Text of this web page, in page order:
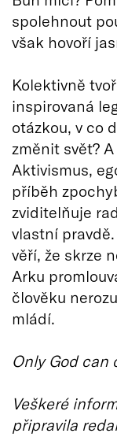
spolehnout
však hovoří
Kolektivně
inspirovaná
otázkou, v co
změnit svět?
Aktivismus,
příběh
zviditelňuje
vlastní
věří, že skrze
Arku
člověku
mládí.
Only God can
Veškeré
připravila